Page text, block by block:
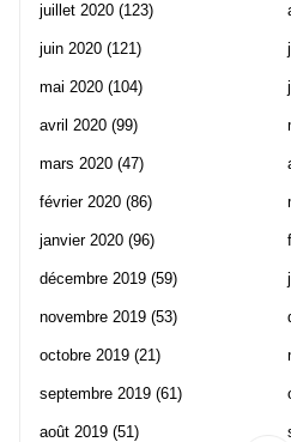
juillet 2020 (123)
juin 2020 (121)
mai 2020 (104)
avril 2020 (99)
mars 2020 (47)
février 2020 (86)
janvier 2020 (96)
décembre 2019 (59)
novembre 2019 (53)
octobre 2019 (21)
septembre 2019 (61)
août 2019 (51)